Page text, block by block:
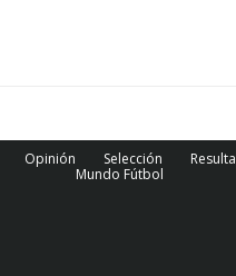
Opinión Selección
Mundo Fútbol